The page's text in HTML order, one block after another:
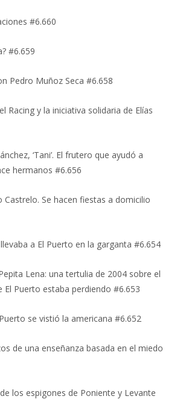
#6.660
#6.659
Pedro Muñoz Seca #6.658
Racing y la iniciativa solidaria de Elías
‘Tani’. El frutero que ayudó a
hermanos #6.656
Castrelo. Se hacen fiestas a domicilio
a El Puerto en la garganta #6.654
Lena: una tertulia de 2004 sobre el
Puerto estaba perdiendo #6.653
se vistió la americana #6.652
de una enseñanza basada en el miedo
los espigones de Poniente y Levante